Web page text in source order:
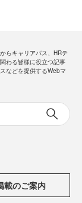
らキャリアパス、HRテ
わる皆様に役立つ記事
などを提供するWebマ
載のご案内